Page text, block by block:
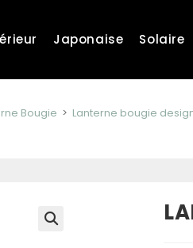
Japonaise Solaire
Bougie > Lanterne bougie